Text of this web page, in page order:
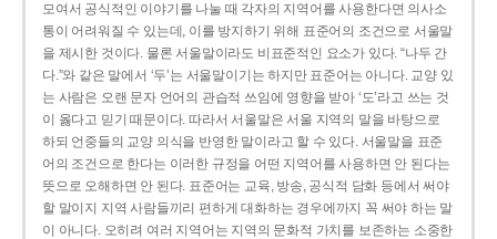
모여서 공식적인 이야기를 나눌 때 각자의 지역어를 사용한다면 의사소
통이 어려워질 수 있는데, 이를 방지하기 위해 표준어의 조건으로 서울말
을 제시한 것이다. 물론 서울말이라도 비표준적인 요소가 있다. “나두 간
다.”와 같은 말에서 ‘두’는 서울말이기는 하지만 표준어는 아니다. 교양 있
는 사람은 오랜 문자 언어의 관습적 쓰임에 영향을 받아 ‘도’라고 쓰는 것
이 옳다고 믿기 때문이다. 따라서 서울말은 서울 지역의 말을 바탕으로
하되 언중들의 교양 의식을 반영한 말이라고 할 수 있다. 서울말을 표준
어의 조건으로 한다는 이러한 규정을 어떤 지역어를 사용하면 안 된다는
뜻으로 오해하면 안 된다. 표준어는 교육, 방송, 공식적 담화 등에서 써야
할 말이지 지역 사람들끼리 편하게 대화하는 경우에까지 꼭 써야 하는 말
이 아니다. 오히려 여러 지역어는 지역의 문화적 가치를 보존하는 소중한